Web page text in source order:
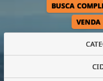
VENDA
BUSCA